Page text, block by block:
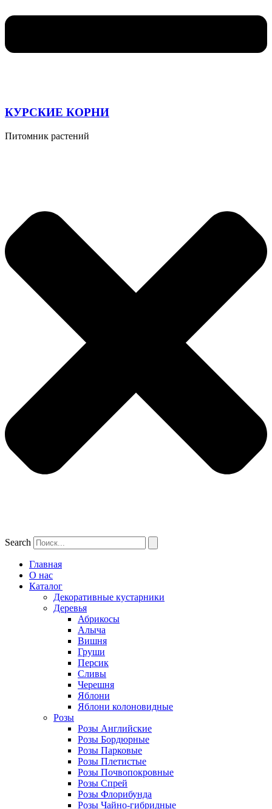
КУРСКИЕ КОРНИ
Питомник растений
Search
Главная
О нас
Каталог
Декоративные кустарники
Деревья
Абрикосы
Алыча
Вишня
Груши
Персик
Сливы
Черешня
Яблони
Яблони колоновидные
Розы
Розы Английские
Розы Бордюрные
Розы Парковые
Розы Плетистые
Розы Почвопокровные
Розы Спрей
Розы Флорибунда
Розы Чайно-гибридные